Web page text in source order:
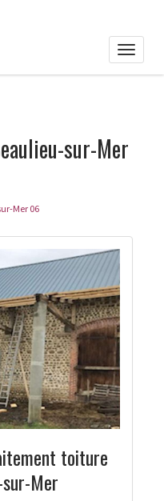
Toggle
sur-Mer
Mer 06
toiture
Mer